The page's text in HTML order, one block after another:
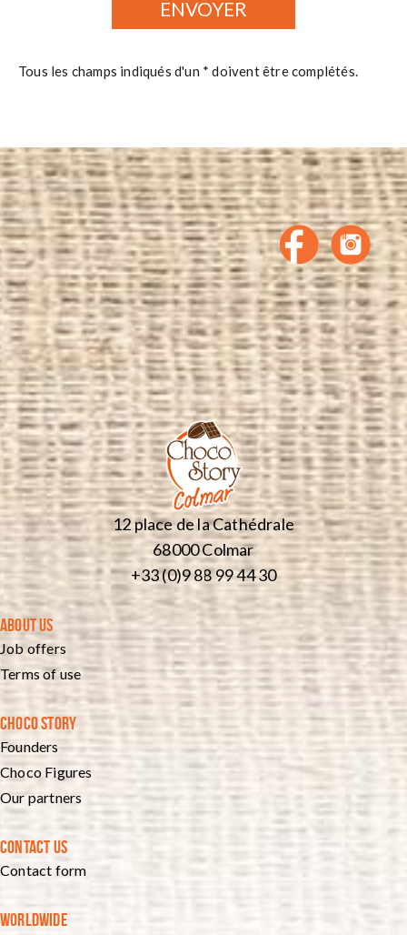
Tous les champs indiqués d'un * doivent être complétés.
12 place de la Cathédrale
68000 Colmar
+33 (0)9 88 99 44 30
ABOUT US
Job offers
Terms of use
CHOCO STORY
Founders
Choco Figures
Our partners
CONTACT US
Contact form
WORLDWIDE